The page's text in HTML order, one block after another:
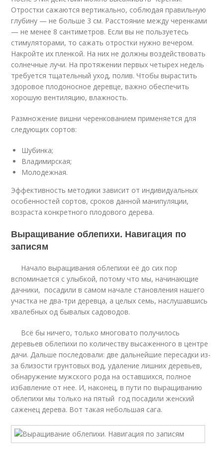
Отростки сажаются вертикально, соблюдая правильную
глубину — не больше 3 см. Расстояние между черенками
— не менее 8 сантиметров. Если вы не пользуетесь
стимуляторами, то сажать отростки нужно вечером.
Накройте их пленкой. На них не должны воздействовать
солнечные лучи. На протяжении первых четырех недель
требуется тщательный уход, полив. Чтобы вырастить
здоровое плодоносное деревце, важно обеспечить
хорошую вентиляцию, влажность.
Размножение вишни черенкованием применяется для
следующих сортов:
Шубинка;
Владимирская;
Молодежная.
Эффективность методики зависит от индивидуальных
особенностей сортов, сроков данной манипуляции,
возраста конкретного плодового дерева.
Выращивание облепихи. Навигация по
записям
Начало выращивания облепихи её до сих пор
вспоминается с улыбкой, потому что мы, начинающие
дачники, посадили в самом начале становления нашего
участка не два-три деревца, а целых семь, наслушавшись
хвалебных од бывалых садоводов.
Всё бы ничего, только многовато получилось
деревьев облепихи по количеству высаженного в центре
дачи. Дальше последовали: две дальнейшие пересадки из-
за близости грунтовых вод, удаление лишних деревьев,
обнаружение мужского рода на оставшихся, полное
избавление от нее. И, наконец, в пути по выращиванию
облепихи мы только на пятый год посадили женский
саженец дерева. Вот такая небольшая сага.